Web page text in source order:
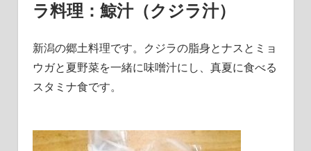
ラ料理：鯨汁（クジラ汁）
新潟の郷土料理です。クジラの脂身とナスとミョ
ウガと夏野菜を一緒に味噌汁にし、真夏に食べる
スタミナ食です。